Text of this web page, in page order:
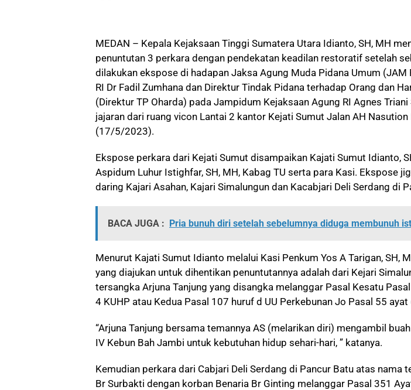
MEDAN – Kepala Kejaksaan Tinggi Sumatera Utara Idianto, SH, MH
penuntutan 3 perkara dengan pendekatan keadilan restoratif setelah
dilakukan ekspose di hadapan Jaksa Agung Muda Pidana Umum (JAM
RI Dr Fadil Zumhana dan Direktur Tindak Pidana terhadap Orang dan
(Direktur TP Oharda) pada Jampidum Kejaksaan Agung RI Agnes
jajaran dari ruang vicon Lantai 2 kantor Kejati Sumut Jalan AH Nasution
(17/5/2023).
Ekspose perkara dari Kejati Sumut disampaikan Kajati Sumut Idianto,
Aspidum Luhur Istighfar, SH, MH, Kabag TU serta para Kasi. Ekspose
daring Kajari Asahan, Kajari Simalungun dan Kacabjari Deli Serdang di
BACA JUGA : Pria bunuh diri setelah sebelumnya diduga membunuh
Menurut Kajati Sumut Idianto melalui Kasi Penkum Yos A Tarigan, SH,
yang diajukan untuk dihentikan penuntutannya adalah dari Kejari
tersangka Arjuna Tanjung yang disangka melanggar Pasal Kesatu
4 KUHP atau Kedua Pasal 107 huruf d UU Perkebunan Jo Pasal 55 ayat
“Arjuna Tanjung bersama temannya AS (melarikan diri) mengambil
IV Kebun Bah Jambi untuk kebutuhan hidup sehari-hari, ” katanya.
Kemudian perkara dari Cabjari Deli Serdang di Pancur Batu atas nama
Br Surbakti dengan korban Benaria Br Ginting melanggar Pasal 351